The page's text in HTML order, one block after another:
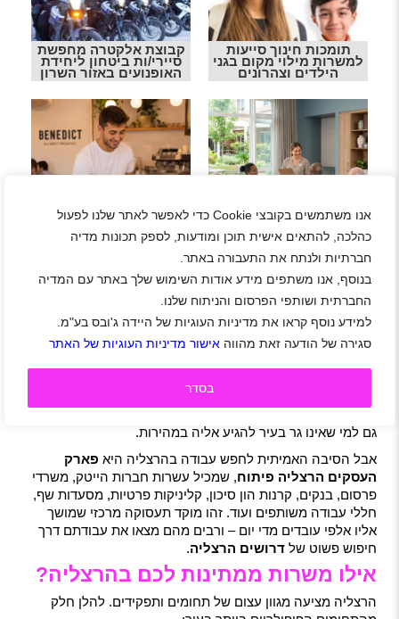
אנו משתמשים בקובצי Cookie כדי לאפשר לאתר שלנו לפעול
כהלכה, להתאים אישית תוכן ומודעות, לספק תכונות מדיה
חברתיות ולנתח את התעבורה באתר.
בנוסף, אנו משתפים מידע אודות השימוש שלך באתר עם המדיה
החברתית ושותפי הפרסום והניתוח שלנו.
למידע נוסף קראו את מדיניות העוגיות של היידה ג'ובס בע"מ.
סגירה של הודעה זאת מהווה אישור מדיניות העוגיות של האתר
בסדר
תומכות חינוך סייעות
למשרות מילוי מקום בגני
הילדים וצהרונים
קבוצת אלקטרה מחפשת
סיירי/ות ביטחון ליחידת
האופנועים באזור השרון
חברת אלאור מגייסת
רכז/ת פנאי למעון אור
רשת המסעדות בנדיקט
מגייסת מלצרים/יות
למספר סניפים עם שכר
לחצו עלי בכדי לצפות בכל
המשרות בהרצליה!!!
למה דווקא הרצליה?
הרצליה נהנית ממיקום גאוגרפי מעולה – סמוך לכביש החוף, עם
גם למי שאינו גר בעיר להגיע אליה במהירות.
אבל הסיבה האמיתית לחפש עבודה בהרצליה היא פארק
העסקים הרצליה פיתוח, שמכיל עשרות חברות הייטק, משרדי
פרסום, בנקים, קרנות הון סיכון, קליניקות פרטיות, מסעדות שף,
חללי עבודה משותפים ועוד. זהו מוקד תעסוקה מרכזי שמושך
אליו אלפי עובדים מדי יום – ורבים מהם מצאו את עבודתם דרך
חיפוש פשוט של דרושים הרצליה.
אילו משרות ממתינות לכם בהרצליה?
הרצליה מציעה מגוון עצום של תחומים ותפקידים. להלן חלק